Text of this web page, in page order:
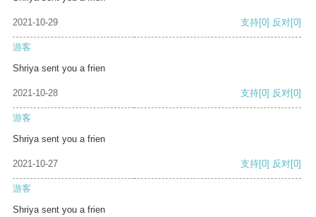
2021-10-29 支持[0] 反对[0]
游客
Shriya sent you a frien
2021-10-28 支持[0] 反对[0]
游客
Shriya sent you a frien
2021-10-27 支持[0] 反对[0]
游客
Shriya sent you a frien